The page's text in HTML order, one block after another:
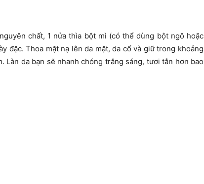
chất, 1 nửa thìa bột mì (có thể dùng bột ngô hoặc
đặc. Thoa mặt nạ lên da mặt, da cổ và giữ trong khoảng
Làn da bạn sẽ nhanh chóng trắng sáng, tươi tắn hơn bao